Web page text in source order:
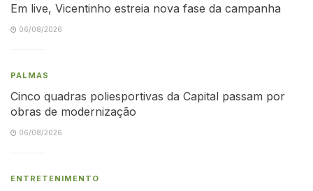
Em live, Vicentinho estreia nova fase da campanha
06/08/2026
PALMAS
Cinco quadras poliesportivas da Capital passam por
obras de modernização
06/08/2026
ENTRETENIMENTO